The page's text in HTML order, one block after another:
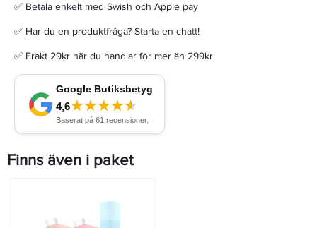
✅ Betala enkelt med Swish och Apple pay
✅ Har du en produktfråga? Starta en chatt!
✅ Frakt 29kr när du handlar för mer än 299kr
Finns även i paket